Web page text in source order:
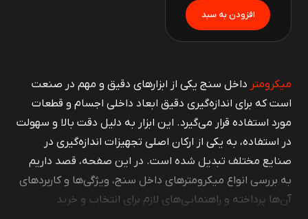
میکرومتر داخل سنج یکی از ابزارهای دقیق و مهم در صنعت
است که برای اندازه‌گیری دقیق ابعاد داخلی اجسام و قطعات
مورد استفاده قرار می‌گیرد. این ابزار به دلیل دقت بالا و سهولت
در استفاده، به یکی از ارکان اصلی تجهیزات اندازه‌گیری در
صنایع مختلف تبدیل شده است. در این صفحه، قصد داریم
به بررسی انواع میکرومترهای داخل سنج، ویژگی‌ها و کاربردهای
آن‌ها پرداخته و راهنمایی‌های لازم برای انتخاب و خرید